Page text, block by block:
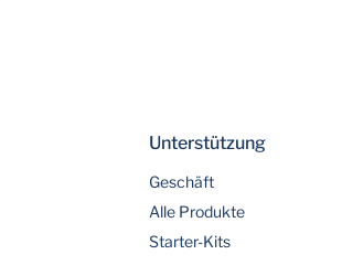
Unterstützung
Geschäft
Alle Produkte
Starter-Kits